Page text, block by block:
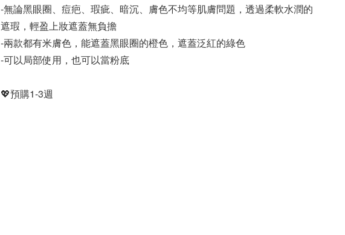
-無論黑眼圈、痘疤、瑕疵、暗沉、膚色不均等肌膚問題，透過柔軟水潤的
遮瑕，輕盈上妝遮蓋無負擔
-兩款都有米膚色，能遮蓋黑眼圈的橙色，遮蓋泛紅的綠色
-可以局部使用，也可以當粉底
💖預購1-3週